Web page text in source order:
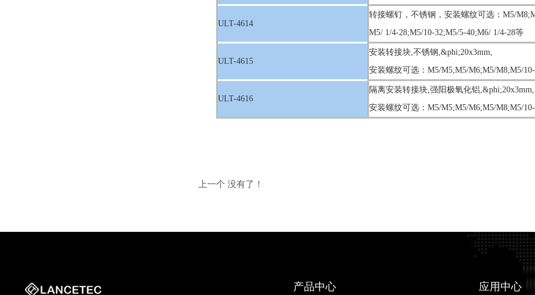
ULT-4614
转接螺钉，不锈钢，安装螺纹可选：M5/
M5/ 1/4-28;M5/10-32;M5/5-40;M6/ 1/4-28等
ULT-4615
安装转接块,不锈钢,&phi;20x3mm,
安装螺纹可选：M5/M5;M5/M6;M5/M8;M5/
ULT-4616
隔离安装转接块,强阳极氧化铝,&phi;20x3mm,
安装螺纹可选：M5/M5;M5/M6;M5/M8;M5/
上一个 没有了！
产品中心 应用中心